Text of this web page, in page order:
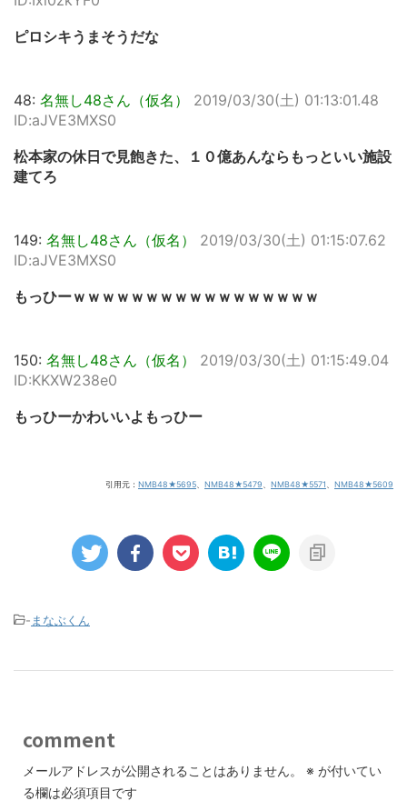
ピロシキうまそうだな
48: 名無し48さん（仮名）
2019/03/30(土) 01:13:01.48
ID:aJVE3MXS0
松本家の休日で見飽きた、１０億あんならもっといい施設
建てろ
149: 名無し48さん（仮名）
2019/03/30(土) 01:15:07.62
ID:aJVE3MXS0
もっひーｗｗｗｗｗｗｗｗｗｗｗｗｗｗｗｗｗ
150: 名無し48さん（仮名）
2019/03/30(土) 01:15:49.04
ID:KKXW238e0
もっひーかわいいよもっひー
引用元： NMB48★5695 NMB48★5479 NMB48★5571 NMB48★5609
- まなぶくん
comment
メールアドレスが公開されることはありません。 ※ が付いてい
る欄は必須項目です